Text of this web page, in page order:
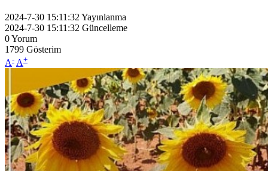
2024-7-30 15:11:32 Yayınlanma
2024-7-30 15:11:32 Güncelleme
0Yorum
1799 Gösterim
A- A+